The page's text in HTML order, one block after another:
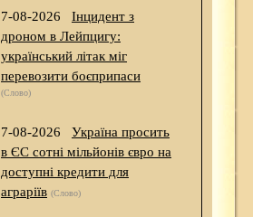
7-08-2026
Інцидент з
дроном в Лейпцигу:
український літак міг
перевозити боєприпаси
(Слово)
7-08-2026
Україна просить
в ЄС сотні мільйонів євро на
доступні кредити для
аграріїв (Слово)